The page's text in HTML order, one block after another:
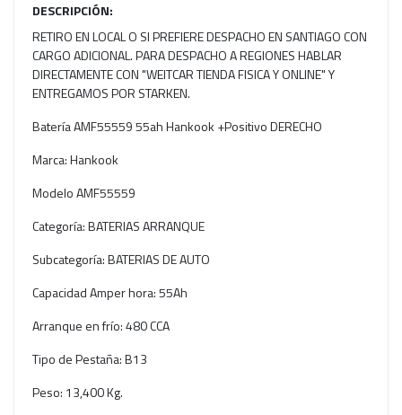
DESCRIPCIÓN:
RETIRO EN LOCAL O SI PREFIERE DESPACHO EN SANTIAGO CON
CARGO ADICIONAL. PARA DESPACHO A REGIONES HABLAR
DIRECTAMENTE CON "WEITCAR TIENDA FISICA Y ONLINE" Y
ENTREGAMOS POR STARKEN.
Batería AMF55559 55ah Hankook +Positivo DERECHO
Marca: Hankook
Modelo AMF55559
Categoría: BATERIAS ARRANQUE
Subcategoría: BATERIAS DE AUTO
Capacidad Amper hora: 55Ah
Arranque en frío: 480 CCA
Tipo de Pestaña: B13
Peso: 13,400 Kg.